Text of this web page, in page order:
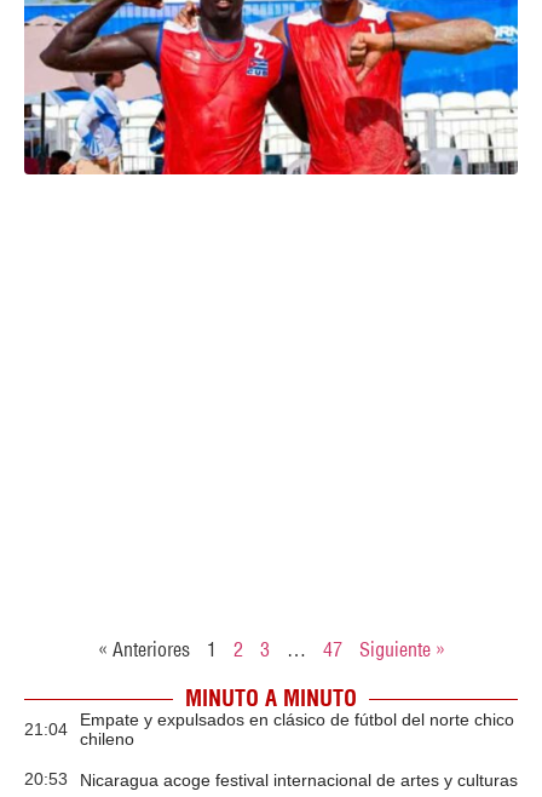
« Anteriores 1 2 3 … 47 Siguiente »
MINUTO A MINUTO
21:04
Empate y expulsados en clásico de fútbol del norte chico
chileno
20:53 Nicaragua acoge festival internacional de artes y culturas